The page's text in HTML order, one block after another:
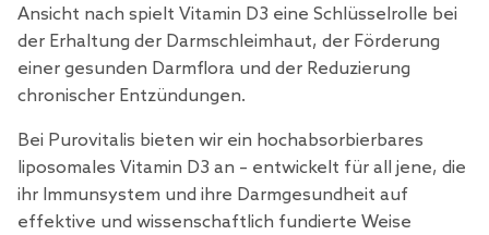
Ansicht nach spielt Vitamin D3 eine Schlüsselrolle bei
der Erhaltung der Darmschleimhaut, der Förderung
einer gesunden Darmflora und der Reduzierung
chronischer Entzündungen.
Bei Purovitalis bieten wir ein hochabsorbierbares
liposomales Vitamin D3 an – entwickelt für all jene, die
ihr Immunsystem und ihre Darmgesundheit auf
effektive und wissenschaftlich fundierte Weise